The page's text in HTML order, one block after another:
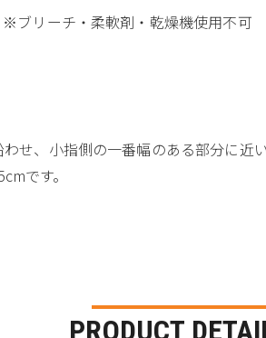
ブリーチ・柔軟剤・乾燥機使用不可
せ、小指側の一番幅のある部分に近
です。
PRODUCT